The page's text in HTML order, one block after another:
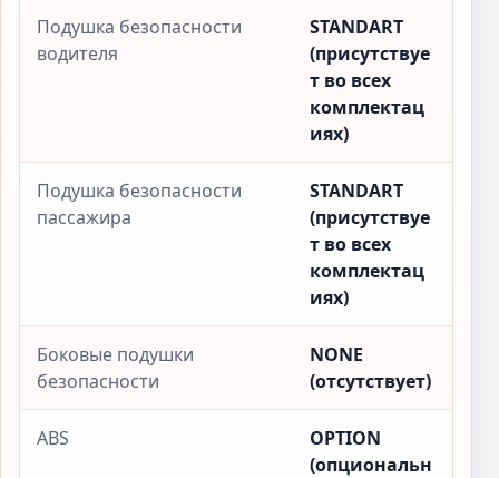
Подушка безопасности
водителя
STANDART
(присутствуе
т во всех
комплектац
иях)
Подушка безопасности
пассажира
STANDART
(присутствуе
т во всех
комплектац
иях)
Боковые подушки
безопасности
NONE
(отсутствует)
ABS
OPTION
(опциональн